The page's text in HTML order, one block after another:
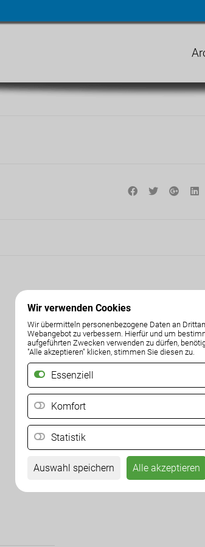
Wir verwenden Cookies
Wir übermitteln personenbezogene Daten an
Webangebot zu verbessern. Hierfür und um
aufgeführten Zwecken verwenden zu dürfen,
"Alle akzeptieren" klicken, stimmen Sie diesen zu.
Essenziell
Komfort
Statistik
Auswahl speichern Alle akzeptieren
Navigation